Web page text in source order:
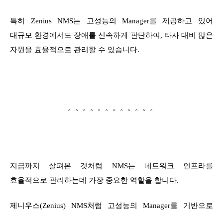
특히 Zenius NMS는 고성능의 Manager를 제공하고 있어
대규모 환경에서도 장애를 신속하게 판단하여, 타사 대비 많은
자원을 효율적으로 관리할 수 있습니다.
。。。。。。。。。。。。
지금까지 살펴본 것처럼 NMS는 네트워크 인프라를
효율적으로 관리하는데 가장 중요한 역할을 합니다.
제니우스(Zenius) NMS처럼 고성능의 Manager를 기반으로